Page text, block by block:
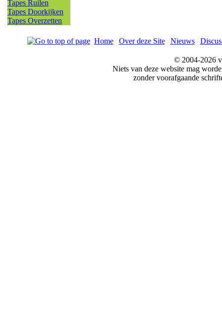
Tapes Ruilen
Tapes Doorkijken
Tapes Overzetten
Home| Over deze Site| Nieuws|
© 2004-2026
Niets van deze website mag
zonder voorafgaande